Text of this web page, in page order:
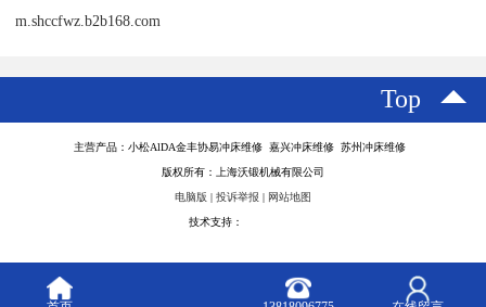
m.shccfwz.b2b168.com
Top
主营产品：小松AlDA金丰协易冲床维修 嘉兴冲床维修 苏州冲床维修
版权所有：上海沃锻机械有限公司
电脑版 | 投诉举报 | 网站地图
技术支持：